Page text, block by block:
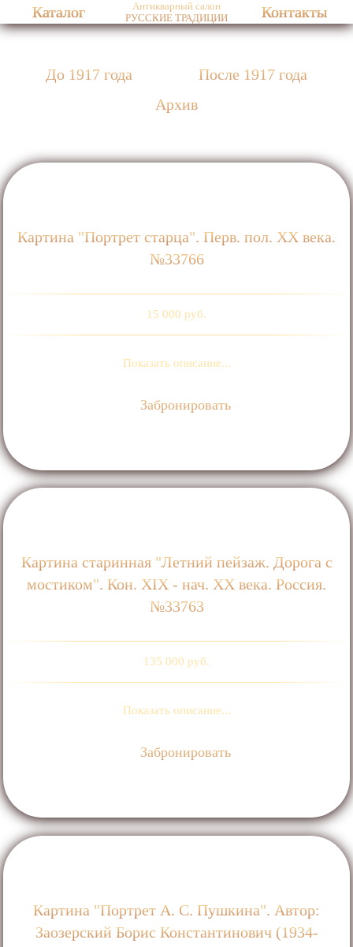
Каталог
Антикварный салон
РУССКИЕ ТРАДИЦИИ
Контакты
До 1917 года
После 1917 года
Архив
Картина "Портрет старца". Перв. пол. ХХ века.
№33766
15 000 руб.
Показать описание...
Забронировать
Картина старинная "Летний пейзаж. Дорога с
мостиком". Кон. ХIХ - нач. ХХ века. Россия.
№33763
135 000 руб.
Показать описание...
Забронировать
Картина "Портрет А. С. Пушкина". Автор:
Заозерский Борис Константинович (1934-